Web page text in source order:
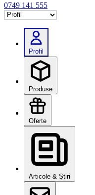
0749 141 555
Selectează tab
Profil
Produse
Oferte
Articole & Știri